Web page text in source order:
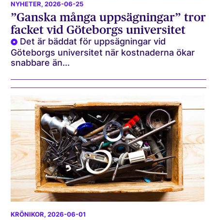
NYHETER, 2026-06-25
”Ganska många uppsägningar” tror
facket vid Göteborgs universitet
Det är bäddat för uppsägningar vid
Göteborgs universitet när kostnaderna ökar
snabbare än...
KRÖNIKOR, 2026-06-01